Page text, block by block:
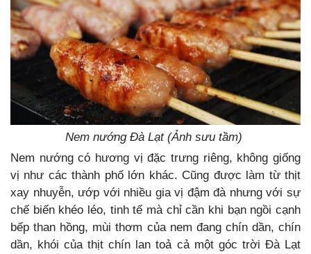
Nem nướng Đà Lạt (Ảnh sưu tầm)
Nem nướng có hương vị đặc trưng riêng, không giống
vị như các thành phố lớn khác. Cũng được làm từ thịt
xay nhuyễn, ướp với nhiều gia vị đậm đà nhưng với sự
chế biến khéo léo, tinh tế mà chỉ cần khi bạn ngồi cạnh
bếp than hồng, mùi thơm của nem đang chín dần, chín
dần, khói của thịt chín lan toả cả một góc trời Đà Lạt